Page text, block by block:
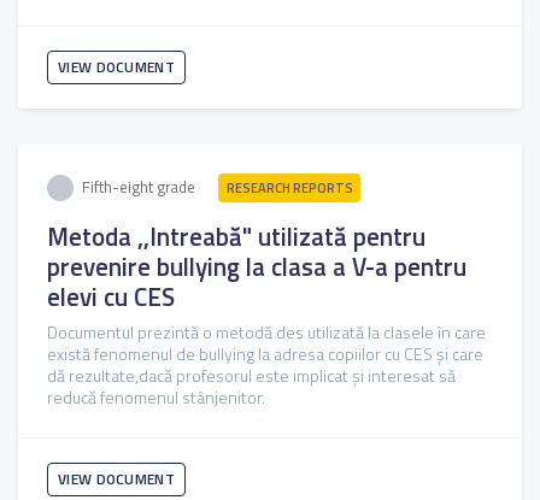
VIEW DOCUMENT
Fifth-eight grade RESEARCH REPORTS
Metoda ,,Intreabă" utilizată pentru
prevenire bullying la clasa a V-a pentru
elevi cu CES
Documentul prezintă o metodă des utilizată la clasele în care
există fenomenul de bullying la adresa copiilor cu CES și care
dă rezultate,dacă profesorul este implicat și interesat să
reducă fenomenul stânjenitor.
VIEW DOCUMENT